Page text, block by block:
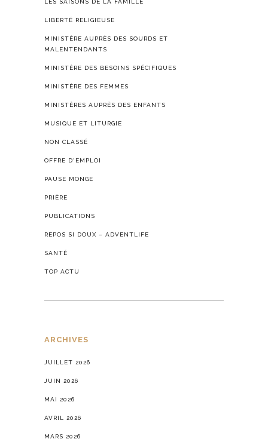
LES SAISONS DE LA FAMILLE
LIBERTÉ RELIGIEUSE
MINISTÈRE AUPRÈS DES SOURDS ET
MALENTENDANTS
MINISTÈRE DES BESOINS SPÉCIFIQUES
MINISTÈRE DES FEMMES
MINISTÈRES AUPRÈS DES ENFANTS
MUSIQUE ET LITURGIE
NON CLASSÉ
OFFRE D'EMPLOI
PAUSE MONGE
PRIÈRE
PUBLICATIONS
REPOS SI DOUX – ADVENTLIFE
SANTÉ
TOP ACTU
ARCHIVES
JUILLET 2026
JUIN 2026
MAI 2026
AVRIL 2026
MARS 2026